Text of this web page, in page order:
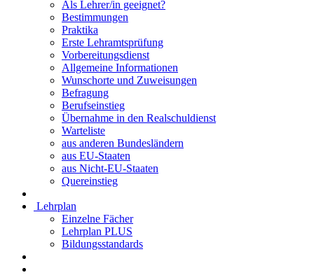
Als Lehrer/in geeignet?
Bestimmungen
Praktika
Erste Lehramtsprüfung
Vorbereitungsdienst
Allgemeine Informationen
Wunschorte und Zuweisungen
Befragung
Berufseinstieg
Übernahme in den Realschuldienst
Warteliste
aus anderen Bundesländern
aus EU-Staaten
aus Nicht-EU-Staaten
Quereinstieg
Lehrplan
Einzelne Fächer
Lehrplan PLUS
Bildungsstandards